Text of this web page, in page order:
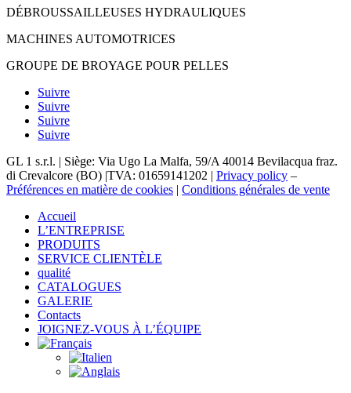
DÉBROUSSAILLEUSES HYDRAULIQUES
MACHINES AUTOMOTRICES
GROUPE DE BROYAGE POUR PELLES
Suivre
Suivre
Suivre
Suivre
GL 1 s.r.l. | Siège: Via Ugo La Malfa, 59/A 40014 Bevilacqua fraz.
di Crevalcore (BO) |TVA: 01659141202 | Privacy policy –
Préférences en matière de cookies | Conditions générales de vente
Accueil
L’ENTREPRISE
PRODUITS
SERVICE CLIENTÈLE
qualité
CATALOGUES
GALERIE
Contacts
JOIGNEZ-VOUS À L’ÉQUIPE